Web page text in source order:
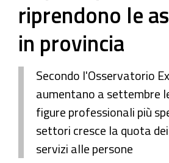
riprendono le
in provincia
Secondo l'Osservatorio
aumentano a settembre
figure professionali più
settori cresce la quota
servizi alle persone